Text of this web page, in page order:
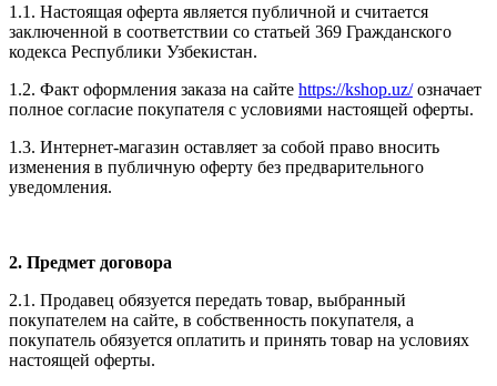
1.1. Настоящая оферта является публичной и считается
заключенной в соответствии со статьей 369 Гражданского
кодекса Республики Узбекистан.
1.2. Факт оформления заказа на сайте https://kshop.uz/означает
полное согласие покупателя с условиями настоящей оферты.
1.3. Интернет-магазин оставляет за собой право вносить
изменения в публичную оферту без предварительного
уведомления.
2. Предмет договора
2.1. Продавец обязуется передать товар, выбранный
покупателем на сайте, в собственность покупателя, а
покупатель обязуется оплатить и принять товар на условиях
настоящей оферты.